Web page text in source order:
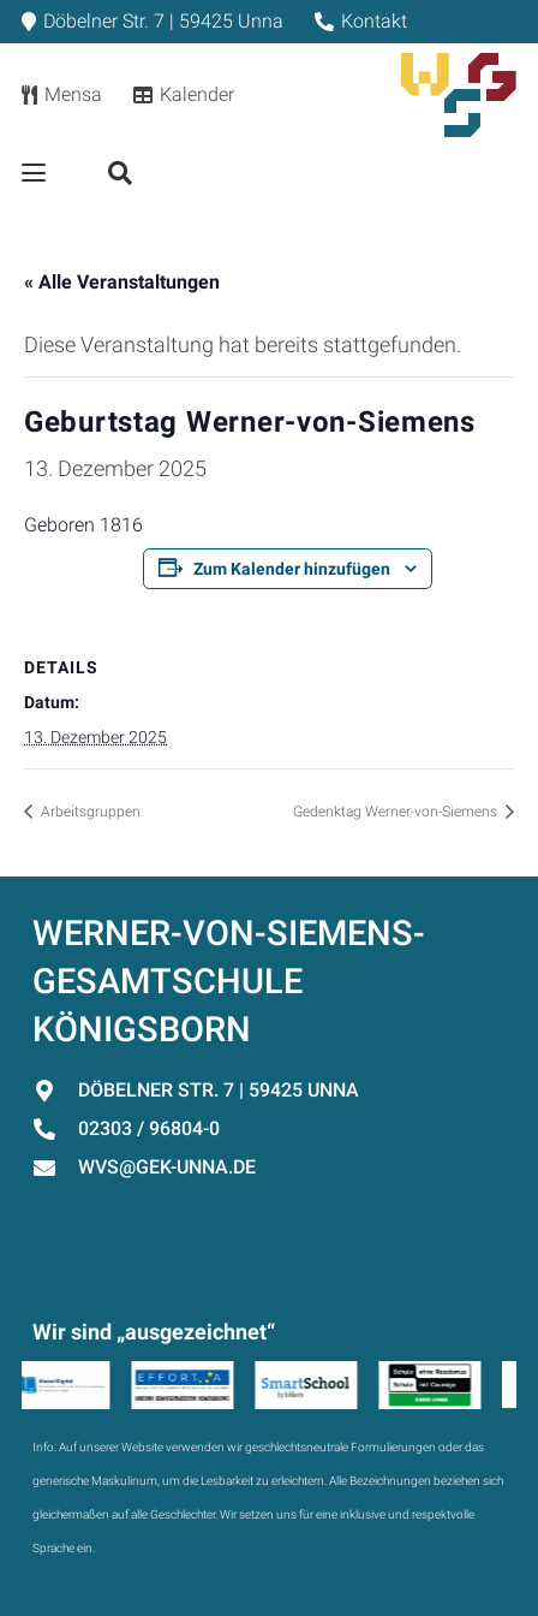
Döbelner Str. 7 | 59425 Unna Kontakt
Mensa Kalender
« Alle Veranstaltungen
Diese Veranstaltung hat bereits stattgefunden.
Geburtstag Werner-von-Siemens
13. Dezember 2025
Geboren 1816
Zum Kalender hinzufügen
DETAILS
Datum:
13. Dezember 2025
Arbeitsgruppen Gedenktag Werner-von-Siemens
WERNER-VON-SIEMENS-
GESAMTSCHULE
KÖNIGSBORN
DÖBELNER STR. 7 | 59425 UNNA
02303 / 96804-0
WVS@GEK-UNNA.DE
Wir sind „ausgezeichnet“
Info:Auf unserer Website verwenden wir geschlechtsneutrale Formulierungen oder das
generische Maskulinum, um die Lesbarkeit zu erleichtern. Alle Bezeichnungen beziehen sich
gleichermaßen auf alle Geschlechter. Wir setzen uns für eine inklusive und respektvolle
Sprache ein.